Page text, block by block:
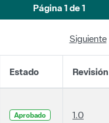
Página 1 de 1
Siguiente
Estado Revisión
Aprobado 1.0